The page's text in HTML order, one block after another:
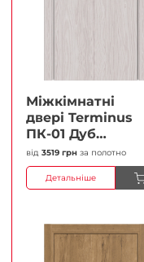
Міжкімнатні
двері Terminus
ПК-01 Дуб
перлиний Глухі
Плівка
від 3519 грн за полотно
Детальніше